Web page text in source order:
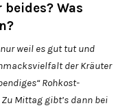
Was
weil es gut tut und
der Kräuter
Rohkost-
Mittag gibt’s dann bei